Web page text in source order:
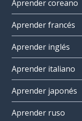
Aprender coreano
Aprender francés
Aprender inglés
Aprender italiano
Aprender japonés
Aprender ruso